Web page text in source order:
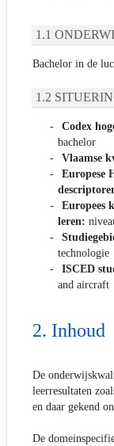
Bachelor in de
Codex
bachelor
Vlaamse
Europese
Europees
leren:
technologie
ISCED
and aircraft
Inhoud
De
leerresultaten
en daar gekend
De